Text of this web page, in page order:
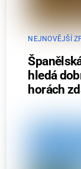
NEJNOVĚJŠÍ
hledá
horách